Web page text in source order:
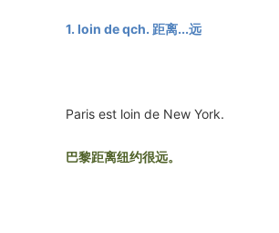
1. loin de qch. 距离...远
Paris est loin de New York.
巴黎距离纽约很远。